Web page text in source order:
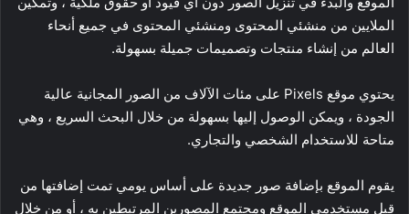
الملايين من منشئي المحتوى ومنشئي المحتوى في جميع أنحاء
العالم من إنشاء منتجات وتصميمات جميلة بسهولة.
يحتوي موقع Pixels على مئات الآلاف من الصور المجانية عالية
الجودة ، ويمكن الوصول إليها بسهولة من خلال البحث السريع ، وهي
متاحة للاستخدام الشخصي والتجاري.
يقوم الموقع بإضافة صور جديدة على أساس يومي تمت إضافتها من
قبل مستخدمي الموقع ومجتمع المصورين المرتبطين به ، أو من خلال